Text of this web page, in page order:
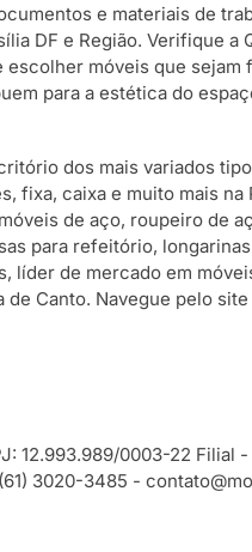
e materiais de
DF e Região. Verifique
móveis que
para a estética do
dos mais variados
caixa e muito mais
de aço, roupeiro de
para refeitório,
de mercado em
Canto. Navegue pelo
12.993.989/0003-22
(61) 3020-3485 -